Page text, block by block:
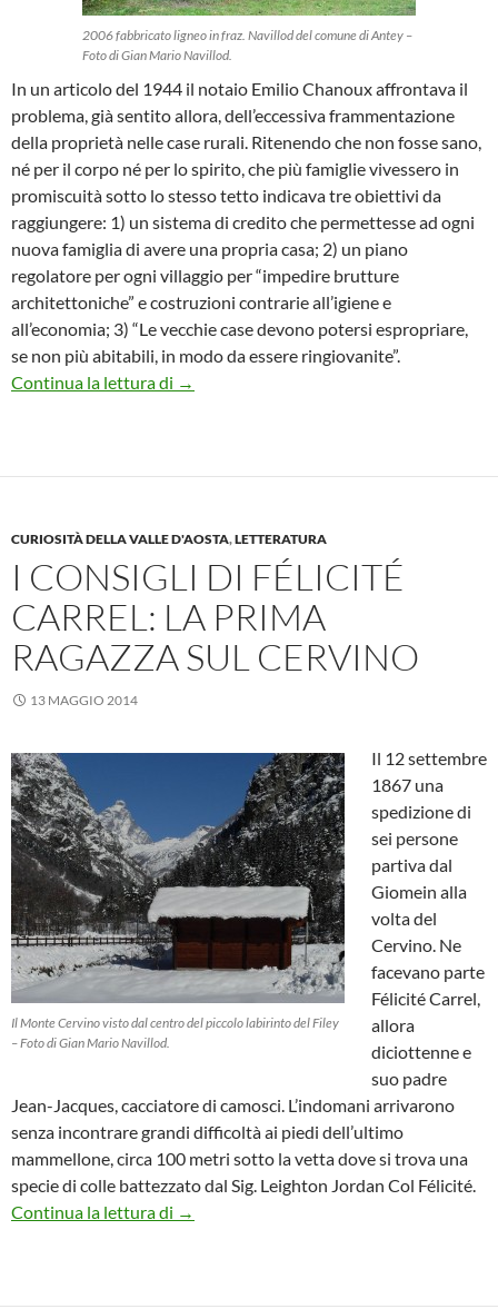
2006 fabbricato ligneo in fraz. Navillod del comune di Antey –
Foto di Gian Mario Navillod.
In un articolo del 1944 il notaio Emilio Chanoux affrontava il
problema, già sentito allora, dell’eccessiva frammentazione
della proprietà nelle case rurali. Ritenendo che non fosse sano,
né per il corpo né per lo spirito, che più famiglie vivessero in
promiscuità sotto lo stesso tetto indicava tre obiettivi da
raggiungere: 1) un sistema di credito che permettesse ad ogni
nuova famiglia di avere una propria casa; 2) un piano
regolatore per ogni villaggio per “impedire brutture
architettoniche” e costruzioni contrarie all’igiene e
all’economia; 3) “Le vecchie case devono potersi espropriare,
se non più abitabili, in modo da essere ringiovanite”.
Continua la lettura di Il notaio Chanoux e le case rurali della
→
CURIOSITÀ DELLA VALLE D'AOSTA,LETTERATURA
I CONSIGLI DI FÉLICITÉ
CARREL: LA PRIMA
RAGAZZA SUL CERVINO
13 MAGGIO 2014
Il Monte Cervino visto dal centro del piccolo labirinto del Filey
– Foto di Gian Mario Navillod.
Il 12 settembre
1867 una
spedizione di
sei persone
partiva dal
Giomein alla
volta del
Cervino. Ne
facevano parte
Félicité Carrel,
allora
diciottenne e
suo padre
Jean-Jacques, cacciatore di camosci. L’indomani arrivarono
senza incontrare grandi difficoltà ai piedi dell’ultimo
mammellone, circa 100 metri sotto la vetta dove si trova una
specie di colle battezzato dal Sig. Leighton Jordan Col Félicité.
Continua la lettura di I consigli di Félicité Carrel: la prima
→